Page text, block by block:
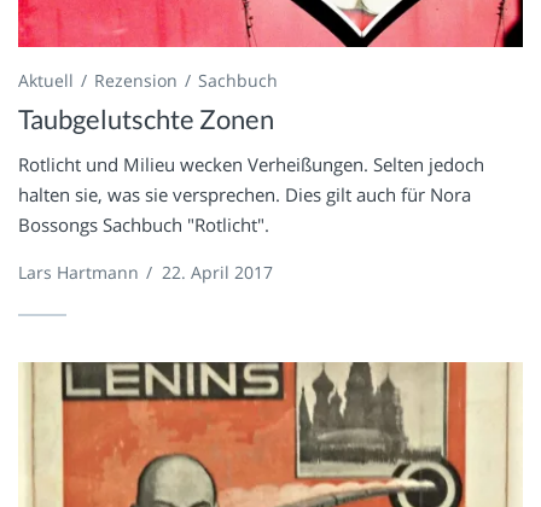
Aktuell Rezension Sachbuch
Taubgelutschte Zonen
Rotlicht und Milieu wecken Verheißungen. Selten jedoch
halten sie, was sie versprechen. Dies gilt auch für Nora
Bossongs Sachbuch "Rotlicht".
Lars Hartmann / 22. April 2017